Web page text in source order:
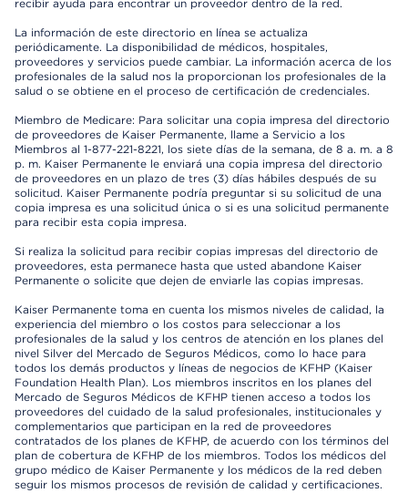
recibir ayuda para encontrar un proveedor dentro de la red.
La información de este directorio en línea se actualiza
periódicamente. La disponibilidad de médicos, hospitales,
proveedores y servicios puede cambiar. La información acerca de los
profesionales de la salud nos la proporcionan los profesionales de la
salud o se obtiene en el proceso de certificación de credenciales.
Miembro de Medicare: Para solicitar una copia impresa del directorio
de proveedores de Kaiser Permanente, llame a Servicio a los
Miembros al 1-877-221-8221, los siete días de la semana, de 8 a. m. a 8
p. m. Kaiser Permanente le enviará una copia impresa del directorio
de proveedores en un plazo de tres (3) días hábiles después de su
solicitud. Kaiser Permanente podría preguntar si su solicitud de una
copia impresa es una solicitud única o si es una solicitud permanente
para recibir esta copia impresa.
Si realiza la solicitud para recibir copias impresas del directorio de
proveedores, esta permanece hasta que usted abandone Kaiser
Permanente o solicite que dejen de enviarle las copias impresas.
Kaiser Permanente toma en cuenta los mismos niveles de calidad, la
experiencia del miembro o los costos para seleccionar a los
profesionales de la salud y los centros de atención en los planes del
nivel Silver del Mercado de Seguros Médicos, como lo hace para
todos los demás productos y líneas de negocios de KFHP (Kaiser
Foundation Health Plan). Los miembros inscritos en los planes del
Mercado de Seguros Médicos de KFHP tienen acceso a todos los
proveedores del cuidado de la salud profesionales, institucionales y
complementarios que participan en la red de proveedores
contratados de los planes de KFHP, de acuerdo con los términos del
plan de cobertura de KFHP de los miembros. Todos los médicos del
grupo médico de Kaiser Permanente y los médicos de la red deben
seguir los mismos procesos de revisión de calidad y certificaciones.